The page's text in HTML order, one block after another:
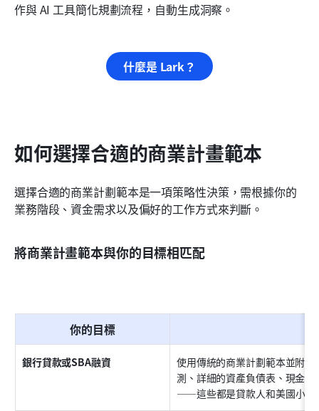
作與 AI 工具簡化規劃流程，自動生成洞察。
什麼是 Lark？
如何選擇合適的商業計畫範本
選擇合適的商業計劃範本是一項策略性決策，需根據你的
業務階段、資金需求以及偏好的工作方式來判斷。
將商業計畫範本與你的目標相匹配
你的目標
銀行貸款或SBA融資
使用傳統的商業計劃範本並附
測、詳細的資產負債表、現金
——這些都是貸款人和美國小企